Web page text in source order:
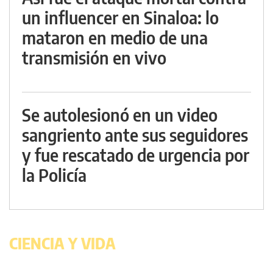
un influencer en Sinaloa: lo
mataron en medio de una
transmisión en vivo
Se autolesionó en un video
sangriento ante sus seguidores
y fue rescatado de urgencia por
la Policía
CIENCIA Y VIDA